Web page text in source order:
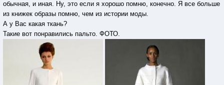
обычная, и иная. Ну, это если я хорошо помню, конечно. Я все больше
из книжек образы помню, чем из истории моды.
А у Вас какая ткань?
Такие вот понравились пальто. ФОТО.